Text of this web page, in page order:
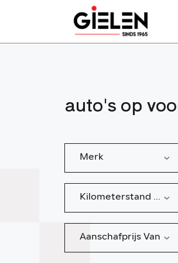
auto's op
Merk
Kilometerstand van
Aanschafprijs Van